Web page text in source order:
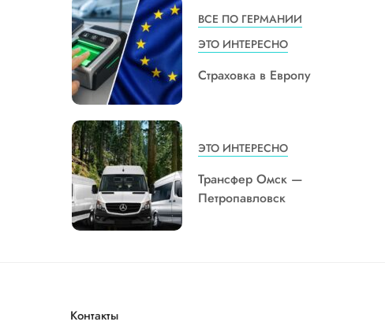
ВСЕ ПО ГЕРМАНИИ
ЭТО ИНТЕРЕСНО
Страховка в Европу
ЭТО ИНТЕРЕСНО
Трансфер Омск —
Петропавловск
Контакты